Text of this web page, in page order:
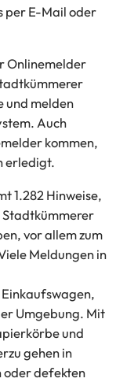
per E-Mail oder
Onlinemelder
und melden
Auch
kommen,
erledigt.
1.282 Hinweise,
Stadtkümmerer
vor allem zum
Meldungen in
Umgebung. Mit
und
gehen in
oder defekten